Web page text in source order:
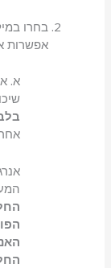
בחרו
אפשרות
א.